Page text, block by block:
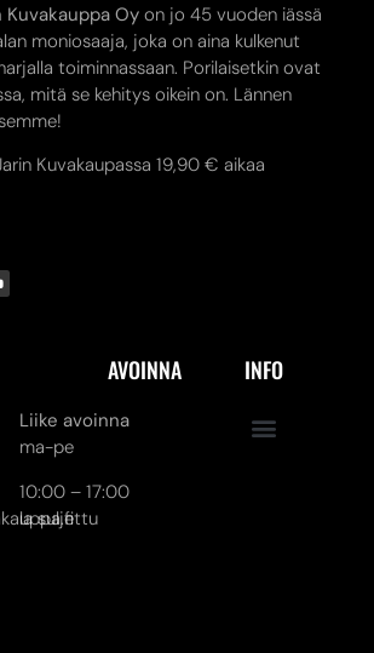
Oy on jo 45 vuoden iässä
moniosaaja, joka on aina kulkenut
toiminnassaan. Porilaisetkin ovat
mitä se kehitys oikein on. Lännen
Kuvakaupassa 19,90 € aikaa
AVOINNA
Liike avoinna
ma-pe
10:00 – 17:00
la suljettu
INFO